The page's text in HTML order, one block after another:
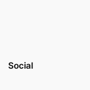
Social